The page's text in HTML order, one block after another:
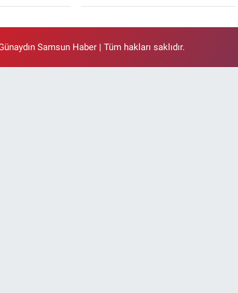
Samsun Haber | Tüm hakları saklıdır.